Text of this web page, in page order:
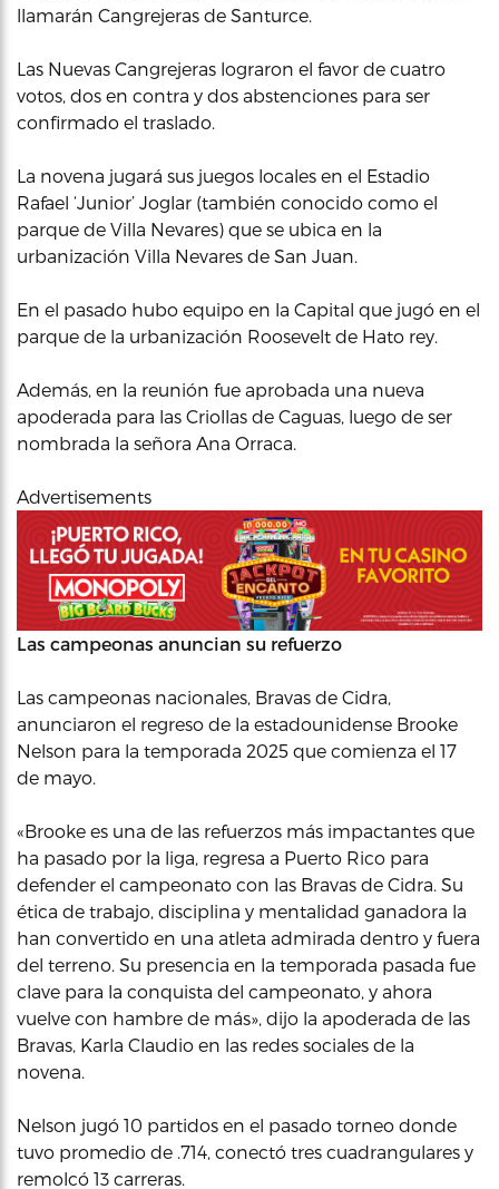
llamarán Cangrejeras de Santurce.
Las Nuevas Cangrejeras lograron el favor de cuatro
votos, dos en contra y dos abstenciones para ser
confirmado el traslado.
La novena jugará sus juegos locales en el Estadio
Rafael ‘Junior’ Joglar (también conocido como el
parque de Villa Nevares) que se ubica en la
urbanización Villa Nevares de San Juan.
En el pasado hubo equipo en la Capital que jugó en el
parque de la urbanización Roosevelt de Hato rey.
Además, en la reunión fue aprobada una nueva
apoderada para las Criollas de Caguas, luego de ser
nombrada la señora Ana Orraca.
Advertisements
Las campeonas anuncian su refuerzo
Las campeonas nacionales, Bravas de Cidra,
anunciaron el regreso de la estadounidense Brooke
Nelson para la temporada 2025 que comienza el 17
de mayo.
«Brooke es una de las refuerzos más impactantes que
ha pasado por la liga, regresa a Puerto Rico para
defender el campeonato con las Bravas de Cidra. Su
ética de trabajo, disciplina y mentalidad ganadora la
han convertido en una atleta admirada dentro y fuera
del terreno. Su presencia en la temporada pasada fue
clave para la conquista del campeonato, y ahora
vuelve con hambre de más», dijo la apoderada de las
Bravas, Karla Claudio en las redes sociales de la
novena.
Nelson jugó 10 partidos en el pasado torneo donde
tuvo promedio de .714, conectó tres cuadrangulares y
remolcó 13 carreras.